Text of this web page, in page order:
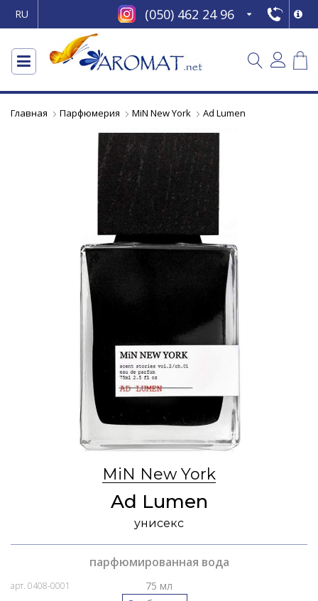
RU (050) 462 24 96
Главная Парфюмерия MiN New York Ad Lumen
MiN New York
Ad Lumen
унисекс
парфюмированная вода
арт. 0408-0001 75 мл